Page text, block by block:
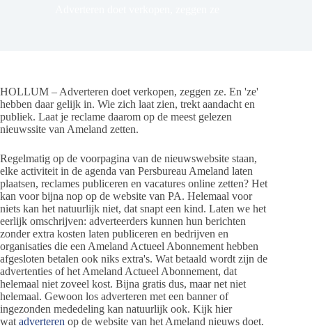
HOLLUM – Adverteren doet verkopen, zeggen ze. En 'ze'
hebben daar gelijk in. Wie zich laat zien, trekt aandacht en
publiek. Laat je reclame daarom op de meest gelezen
nieuwssite van Ameland zetten.
Regelmatig op de voorpagina van de nieuwswebsite staan,
elke activiteit in de agenda van Persbureau Ameland laten
plaatsen, reclames publiceren en vacatures online zetten? Het
kan voor bijna nop op de website van PA. Helemaal voor
niets kan het natuurlijk niet, dat snapt een kind. Laten we het
eerlijk omschrijven: adverteerders kunnen hun berichten
zonder extra kosten laten publiceren en bedrijven en
organisaties die een Ameland Actueel Abonnement hebben
afgesloten betalen ook niks extra's. Wat betaald wordt zijn de
advertenties of het Ameland Actueel Abonnement, dat
helemaal niet zoveel kost. Bijna gratis dus, maar net niet
helemaal. Gewoon los adverteren met een banner of
ingezonden mededeling kan natuurlijk ook. Kijk hier
wat adverteren op de website van het Ameland nieuws doet.